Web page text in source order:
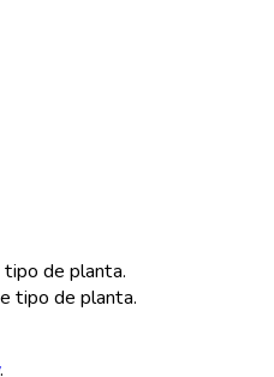
tipo de planta.
tipo de planta.
.